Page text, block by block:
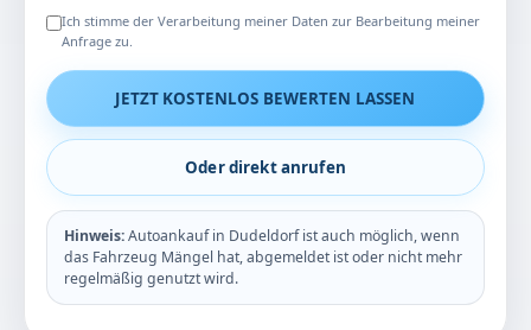
Ich stimme der Verarbeitung meiner Daten zur Bearbeitung meiner
Anfrage zu.
JETZT KOSTENLOS BEWERTEN LASSEN
Oder direkt anrufen
Hinweis:Autoankauf in Dudeldorf ist auch möglich, wenn
das Fahrzeug Mängel hat, abgemeldet ist oder nicht mehr
regelmäßig genutzt wird.